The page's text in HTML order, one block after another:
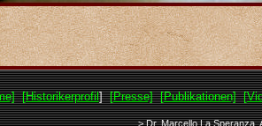
[Historikerprofil] [Presse] [Publikationen]
> Dr. Marcello La Speranza.